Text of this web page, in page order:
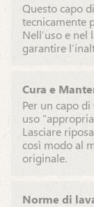
Questo capo
tecnicamente
Nell’uso e
garantire
Cura e
Per un capo
uso
Lasciare
così modo al
originale.
Norme di